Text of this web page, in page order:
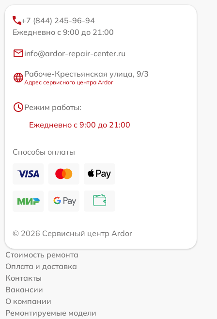
+7 (844) 245-96-94
Ежедневно с 9:00 до 21:00
info@ardor-repair-center.ru
Рабоче-Крестьянская улица, 9/3
Адрес сервисного центра Ardor
Режим работы:
Ежедневно с 9:00 до 21:00
Способы оплаты
© 2026 Сервисный центр Ardor
Стоимость ремонта
Оплата и доставка
Контакты
Вакансии
О компании
Ремонтируемые модели